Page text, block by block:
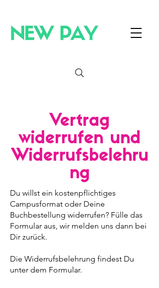
Vertrag
widerrufen und
Widerrufsbelehru
ng
Du willst ein kostenpflichtiges
Campusformat oder Deine
Buchbestellung widerrufen? Fülle das
Formular aus, wir melden uns dann bei
Dir zurück.
Die Widerrufsbelehrung findest Du
unter dem Formular.